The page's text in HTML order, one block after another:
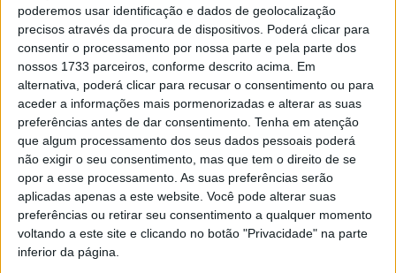
poderemos usar identificação e dados de geolocalização
precisos através da procura de dispositivos. Poderá clicar para
consentir o processamento por nossa parte e pela parte dos
nossos 1733 parceiros, conforme descrito acima. Em
alternativa, poderá clicar para recusar o consentimento ou para
aceder a informações mais pormenorizadas e alterar as suas
preferências antes de dar consentimento. Tenha em atenção
que algum processamento dos seus dados pessoais poderá
não exigir o seu consentimento, mas que tem o direito de se
opor a esse processamento. As suas preferências serão
aplicadas apenas a este website. Você pode alterar suas
preferências ou retirar seu consentimento a qualquer momento
voltando a este site e clicando no botão "Privacidade" na parte
inferior da página.
Jogos Sem Fronteiras
Artigo anterior
Académico confirma mais
quatro reforços para as
equipas Sub19 e Sub 23
Próximo artigo
Três equipas estrangeiras nas
‘Bodas de Prata’ do Torneio